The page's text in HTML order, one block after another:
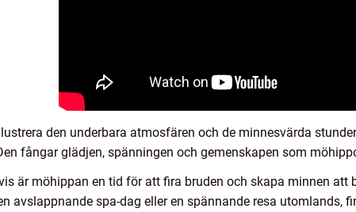
den underbara atmosfären och de minnesvärda
fångar glädjen, spänningen och gemenskapen som
är möhippan en tid för att fira bruden och skapa minnen att
avslappnande spa-dag eller en spännande resa utomlands,